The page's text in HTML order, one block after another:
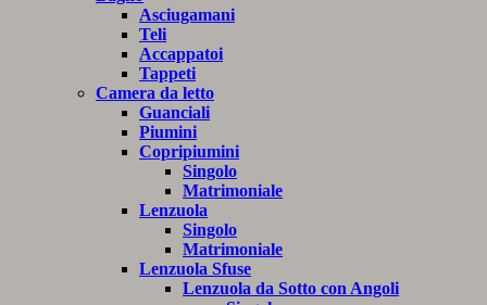
Asciugamani
Teli
Accappatoi
Tappeti
Camera da letto
Guanciali
Piumini
Copripiumini
Singolo
Matrimoniale
Lenzuola
Singolo
Matrimoniale
Lenzuola Sfuse
Lenzuola da Sotto con Angoli